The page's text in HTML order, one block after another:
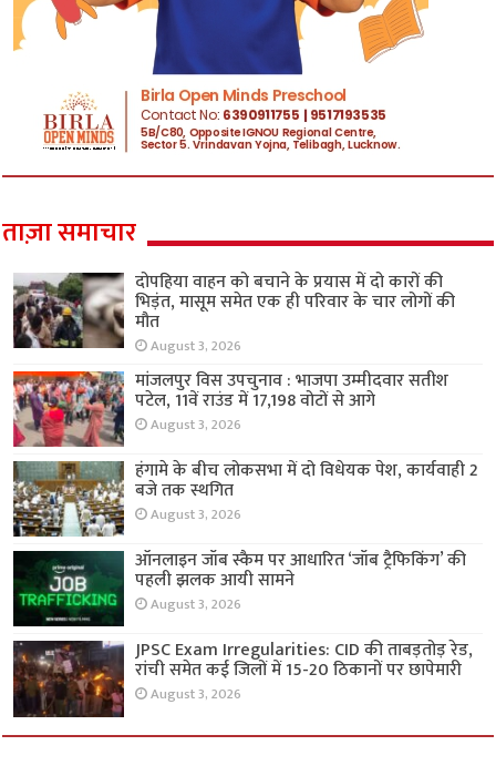
ताज़ा समाचार
दोपहिया वाहन को बचाने के प्रयास में दो कारों की
भिड़ंत, मासूम समेत एक ही परिवार के चार लोगों की
मौत
August 3, 2026
मांजलपुर विस उपचुनाव : भाजपा उम्मीदवार सतीश
पटेल, 11वें राउंड में 17,198 वोटों से आगे
August 3, 2026
हंगामे के बीच लोकसभा में दो विधेयक पेश, कार्यवाही 2
बजे तक स्थगित
August 3, 2026
ऑनलाइन जॉब स्कैम पर आधारित ‘जॉब ट्रैफिकिंग’ की
पहली झलक आयी सामने
August 3, 2026
JPSC Exam Irregularities: CID की ताबड़तोड़ रेड,
रांची समेत कई जिलों में 15-20 ठिकानों पर छापेमारी
August 3, 2026